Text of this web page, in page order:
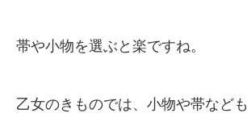
帯や小物を選ぶと楽ですね。
乙女のきものでは、小物や帯なども